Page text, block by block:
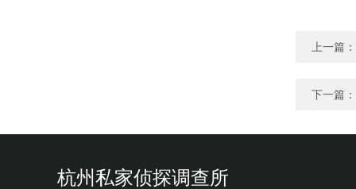
上一篇：
下一篇：
杭州私家侦探调查所